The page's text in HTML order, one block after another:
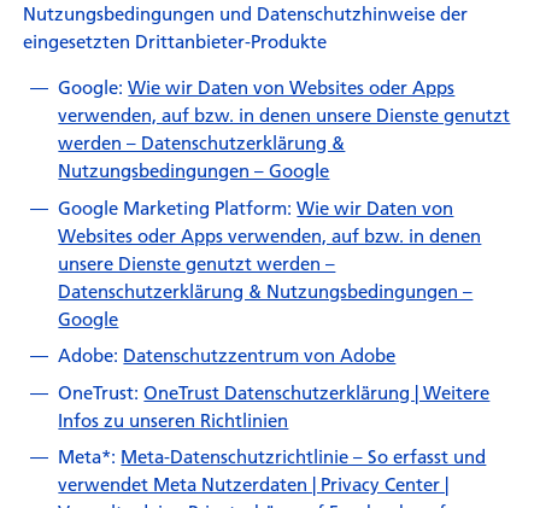
Nutzungsbedingungen und Datenschutzhinweise der
eingesetzten Drittanbieter-Produkte
Google:Wie wir Daten von Websites oder Apps
verwenden, auf bzw. in denen unsere Dienste genutzt
werden – Datenschutzerklärung &
Nutzungsbedingungen – Google
Google Marketing Platform:Wie wir Daten von
Websites oder Apps verwenden, auf bzw. in denen
unsere Dienste genutzt werden –
Datenschutzerklärung & Nutzungsbedingungen –
Google
Adobe: Datenschutzzentrum von Adobe
OneTrust:OneTrust Datenschutzerklärung | Weitere
Infos zu unseren Richtlinien
Meta*: Meta-Datenschutzrichtlinie – So erfasst und
verwendet Meta Nutzerdaten | Privacy Center |